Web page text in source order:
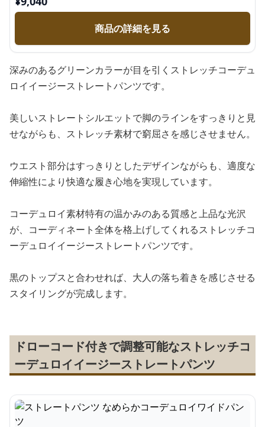
商品の詳細を見る
深みのあるグリーンカラーが目を引くストレッチコーデュ
ロイイージーストレートパンツです。
美しいストレートシルエットで脚のラインをすっきりと見
せながらも、ストレッチ素材で窮屈さを感じさせません。
ウエスト部分はすっきりとしたデザインながらも、適度な
伸縮性により快適な履き心地を実現しています。
コーデュロイ素材特有の温かみのある質感と上品な光沢
が、コーディネート全体を格上げしてくれるストレッチコ
ーデュロイイージーストレートパンツです。
黒のトップスと合わせれば、大人の落ち着きを感じさせる
スタイリングが完成します。
ドローコード付きで調整可能なストレッチコ
ーデュロイイージーストレートパンツ